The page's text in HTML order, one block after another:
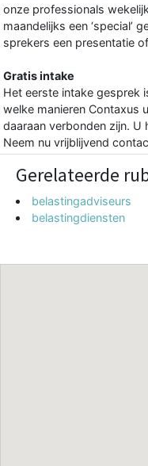
onze professionals
maandelijks een ‘special’
sprekers een presentatie
Gratis intake
Het eerste intake gesprek
welke manieren Contaxus
daaraan verbonden zijn.
Neem nu vrijblijvend
Gerelateerde
belastingadviseurs
belastingdiensten